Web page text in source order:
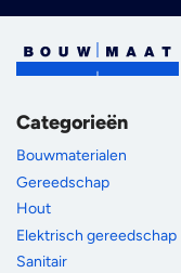
Categorieën
Bouwmaterialen
Gereedschap
Hout
Elektrisch gereedschap
Sanitair